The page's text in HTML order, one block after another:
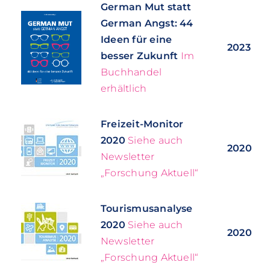
German Mut statt
German Angst: 44
Ideen für eine
besser Zukunft Im
Buchhandel
erhältlich
2023
Freizeit-Monitor
2020 Siehe auch
Newsletter
„Forschung Aktuell“
2020
Tourismusanalyse
2020 Siehe auch
Newsletter
„Forschung Aktuell“
2020